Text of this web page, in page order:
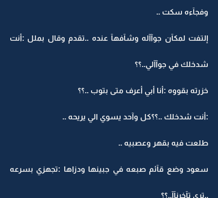
وفجآءه سكت ..
إلتفت لمكآن جوآآله وشآفهآ عنده ..تقدم وقال بملل :أنت
شدخلك في جوآآلي..؟؟
خزرته بقووه :أنا أبي أعرف متى بتوب ..؟؟
:أنت شدخلك ..؟؟كل وآحد يسوي الي يريحه ..
طلعت فيه بقهر وعصبيه ..
سعود وضع قآئم صبعه في جبينها ودزاها :تجهزي بسرعه
..ترى تآخرنآآ..؟؟